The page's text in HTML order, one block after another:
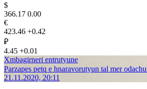
$
366.17 0.00
€
423.46 +0.42
₽
4.45 +0.01
Xmbagirneri entrutyune
Parzapes petq e hnaravorutyun tal mer
21.11.2020, 20:11